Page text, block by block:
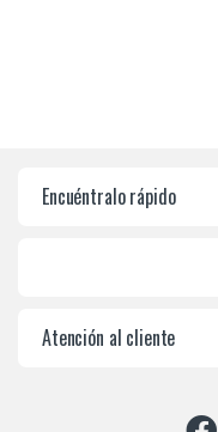
Encuéntralo rápido
Atención al cliente